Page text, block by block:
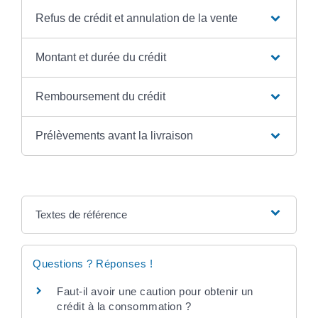
Refus de crédit et annulation de la vente
Montant et durée du crédit
Remboursement du crédit
Prélèvements avant la livraison
Textes de référence
Questions ? Réponses !
Faut-il avoir une caution pour obtenir un
crédit à la consommation ?